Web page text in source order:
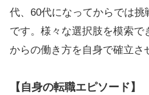
代、60代になってからでは
です。様々な選択肢を模索で
からの働き方を自身で確立さ
【自身の転職エピソード】